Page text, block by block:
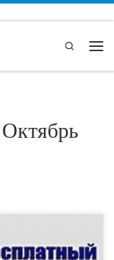
Search
Октябрь